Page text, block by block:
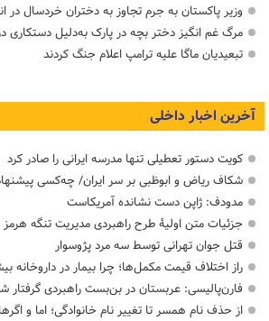
وزیر پاکستان به جرم تجاوز به دختران خردسال
مرگ غم انگیز دختر بچه در پارک به‌دلیل دستکاری
تبعیدیان ماگا علیه ترامپ اعلام جنگ کردند
آخرین اخبار داخلی
کویت دستور تعطیلی تنها مدرسه ایرانی را صادر کرد
شکاف ریاض و ابوظبی بر سر ایران/ چه‌کسی
مدودف: ژاپن دست نشانده آمریکاست
جزئیات متن اولیۀ طرح راهبردی مدیریت تنگه هرمز
قتل جوان تهرانی توسط سه مرد پژوسوار
راز اختلاف قیمت مکمل‌ها؛ چرا بیمار در داروخانه
فارن‌پالیسی: عربستان در بن‌بست راهبردی
از حذف نام همسر تا تغییر نام خانوادگی؛ اما و